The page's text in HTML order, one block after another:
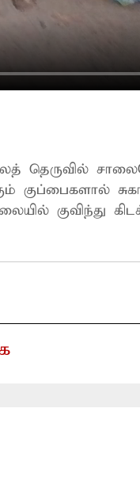
தெருவில்
குப்பைகளால்
குவிந்து